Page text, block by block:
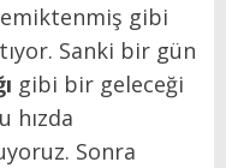
gibi
Sanki bir gün
gibi bir geleceği
hızda
Sonra